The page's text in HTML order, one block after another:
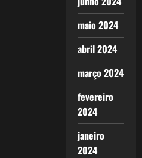
maio 2024
abril 2024
março 2024
fevereiro
2024
janeiro
2024